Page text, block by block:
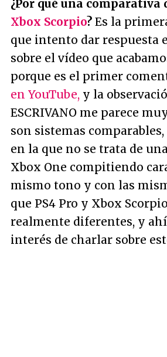
¿Por qué una comparativa
Xbox Scorpio? Es la
que intento dar respuesta
sobre el vídeo que
porque es el primer
en YouTube, y la
ESCRIVANO me parece
son sistemas
en la que no se trata de
Xbox One compitiendo
mismo tono y con las
que PS4 Pro y Xbox
realmente diferentes, y
interés de charlar sobre